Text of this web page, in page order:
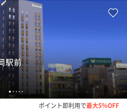
1 2 3 4 5
駅前
ポイント即利用で最大5％OFF